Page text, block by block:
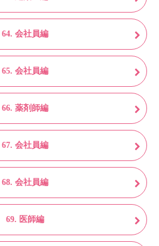
64. 会社員編
65. 会社員編
66. 薬剤師編
67. 会社員編
68. 会社員編
69. 医師編